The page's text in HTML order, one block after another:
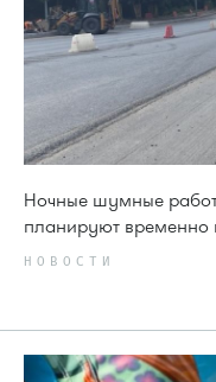
Ночные шумные
планируют временно
НОВОСТИ